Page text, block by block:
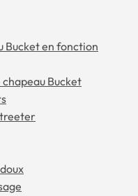
Bucket en fonction
Bucket